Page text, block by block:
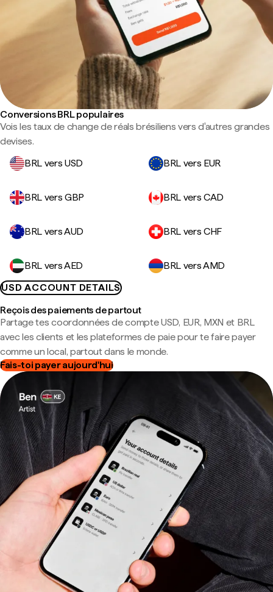
Conversions BRL populaires
Vois les taux de change de réals brésiliens vers d'autres grandes
devises.
BRL vers USD
BRL vers EUR
BRL vers GBP BRL vers CAD
BRL vers AUD BRL vers CHF
BRL vers AED
BRL vers AMD
USD ACCOUNT DETAILS
Reçois des paiements de partout
Partage tes coordonnées de compte USD, EUR, MXN et BRL
avec les clients et les plateformes de paie pour te faire payer
comme un local, partout dans le monde.
Fais-toi payer aujourd'hui